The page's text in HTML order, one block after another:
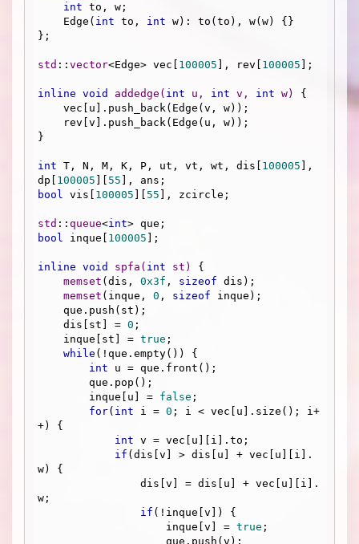
int to, w;
    Edge(
int to, int w): to(to), w(w) {}
};
std :: vector<Edge> vec[ 100005 ], rev[ 100005 ];
inline void addedge ( int u, int v, int w)
{
}
int T, N, M, K, P, ut, vt, wt, dis[ 100005 ],
dp[ 100005 55
bool vis[ 100005 55 ], zcircle;
std :: queue<int
bool inque[ 100005 ];
inline void spfa ( int st)
{
memset (dis, 0x3f , sizeof dis);
memset (inque, 0 , sizeof inque);
    dis[st] =
0 ;
    inque[st] =
true ;
while (!que.empty()) {
int u = que.front();
        inque[u] =
false ;
for( int i = 0 ; i < vec[u].size(); i+
+) {
int v = vec[u][i].to;
if (dis[v] > dis[u] + vec[u][i].
w) {
w;
if (!inque[v]) {
                    inque[v] =
true ;